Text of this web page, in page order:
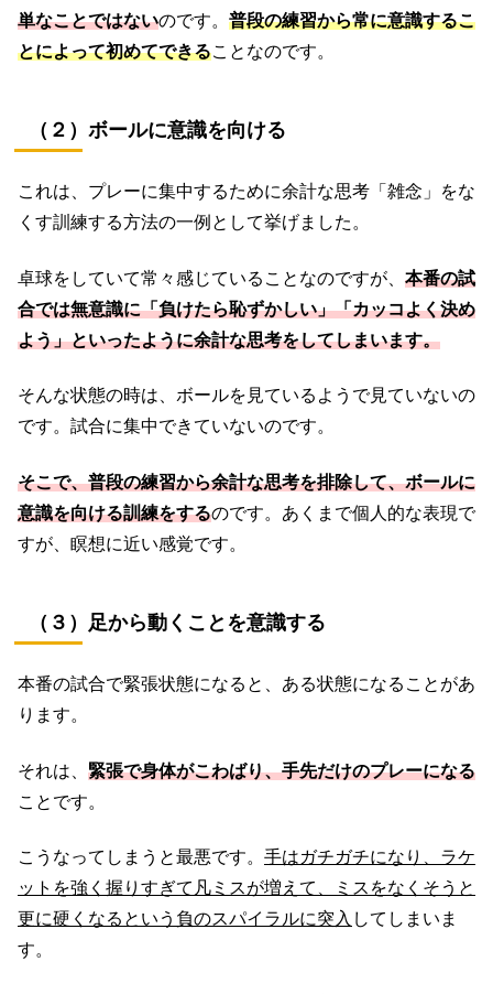
単なことではないのです。 普段の練習から常に意識するこ
とによって初めてできることなのです。
（２）ボールに意識を向ける
これは、プレーに集中するために余計な思考「雑念」をな
くす訓練する方法の一例として挙げました。
卓球をしていて常々感じていることなのですが、 本番の試
合では無意識に「負けたら恥ずかしい」「カッコよく決め
よう」といったように余計な思考をしてしまいます。
そんな状態の時は、ボールを見ているようで見ていないの
です。試合に集中できていないのです。
そこで、普段の練習から余計な思考を排除して、ボールに
意識を向ける訓練をするのです。あくまで個人的な表現で
すが、瞑想に近い感覚です。
（３）足から動くことを意識する
本番の試合で緊張状態になると、ある状態になることがあ
ります。
それは、 緊張で身体がこわばり、手先だけのプレーになる
ことです。
こうなってしまうと最悪です。 手はガチガチになり、ラケ
ットを強く握りすぎて凡ミスが増えて、ミスをなくそうと
更に硬くなるという負のスパイラルに突入 してしまいま
す。